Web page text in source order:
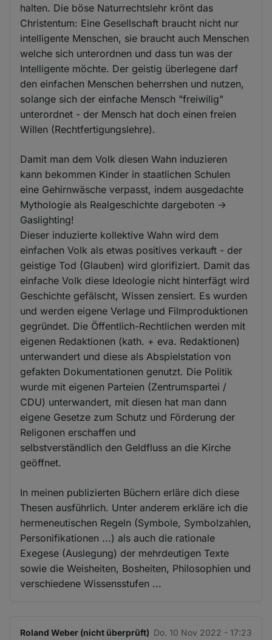
halten. Die böse Naturrechtslehr krönt das
Christentum: Eine Gesellschaft braucht nicht nur
intelligente Menschen, sie braucht auch Menschen
welche sich unterordnen und dass tun was der
Intelligente möchte. Der geistig überlegene darf
den einfachen Menschen beherrshen und nutzen,
solange sich der einfache Mensch "freiwilig"
unterordnet - der Mensch hat doch einen freien
Willen (Rechtfertigungslehre).
Damit man dem Volk diesen Wahn induzieren
kann bekommen Kinder in staatlichen Schulen
eine Gehirnwäsche verpasst, indem ausgedachte
Mythologie als Realgeschichte dargeboten ->
Gaslighting!
Dieser induzierte kollektive Wahn wird dem
einfachen Volk als etwas positives verkauft - der
geistige Tod (Glauben) wird glorifiziert. Damit das
einfache Volk diese Ideologie nicht hinterfägt wird
Geschichte gefälscht, Wissen zensiert. Es wurden
und werden eigene Verlage und Filmproduktionen
gegründet. Die Öffentlich-Rechtlichen werden mit
eigenen Redaktionen (kath. + eva. Redaktionen)
unterwandert und diese als Abspielstation von
gefakten Dokumentationen genutzt. Die Politik
wurde mit eigenen Parteien (Zentrumspartei /
CDU) unterwandert, mit diesen hat man dann
eigene Gesetze zum Schutz und Förderung der
Religonen erschaffen und
selbstverständlich den Geldfluss an die Kirche
geöffnet.
In meinen publizierten Büchern erläre dich diese
Thesen ausführlich. Unter anderem erkläre ich die
hermeneutischen Regeln (Symbole, Symbolzahlen,
Personifikationen ...) als auch die rationale
Exegese (Auslegung) der mehrdeutigen Texte
sowie die Weisheiten, Bosheiten, Philosophien und
verschiedene Wissensstufen ...
Roland Weber (nicht überprüft) Do. 10 Nov 2022 - 17:23